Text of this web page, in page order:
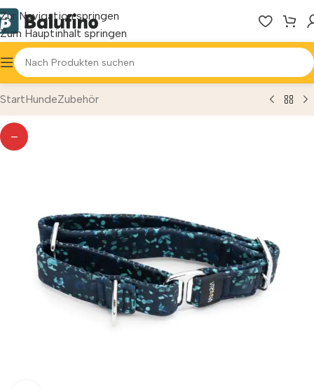
Zur Navigation springen
Zum Hauptinhalt springen
StartHundeZubehör
—